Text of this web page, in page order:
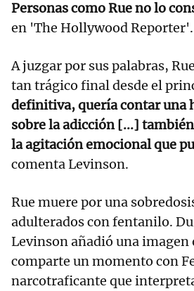
Personas como Rue no lo
en 'The Hollywood Reporter'.
A juzgar por sus palabras,
tan trágico final desde el
definitiva, quería contar una
sobre la adicción [...]
la agitación emocional que
comenta Levinson.
Rue muere por una
adulterados con fentanilo.
Levinson añadió una imagen
comparte un momento con
narcotraficante que